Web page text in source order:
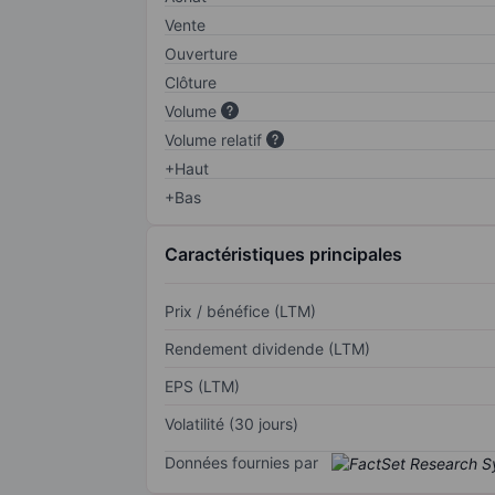
Vente
Ouverture
Clôture
Volume
Volume relatif
+Haut
+Bas
Caractéristiques principales
Prix / bénéfice (LTM)
Rendement dividende (LTM)
EPS (LTM)
Volatilité (30 jours)
Données fournies par